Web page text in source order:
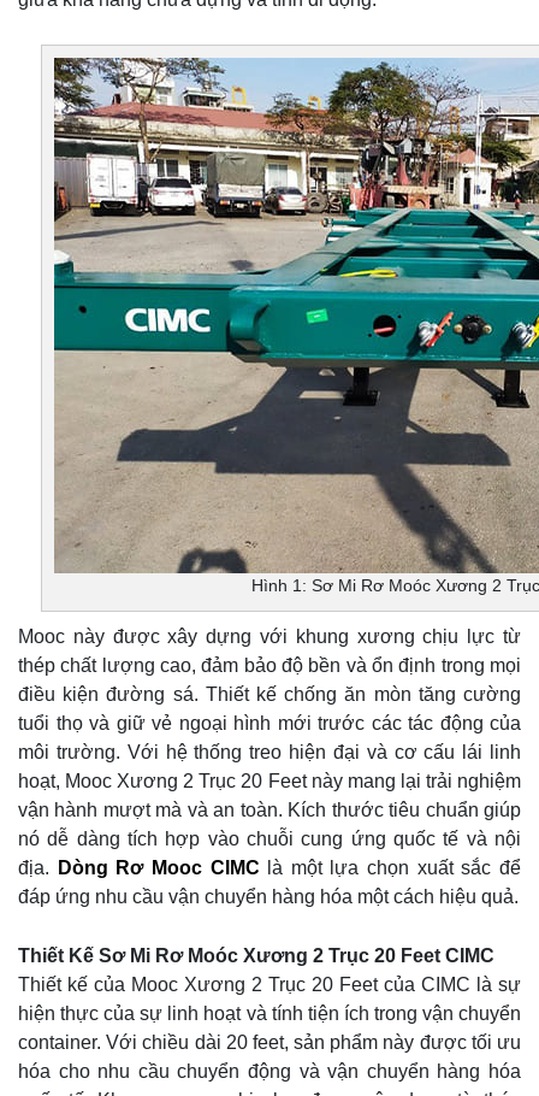
Hình 1: Sơ Mi Rơ Moóc Xương 2
Mooc này được xây dựng với khung xương chịu lực từ
thép chất lượng cao, đảm bảo độ bền và ổn định trong mọi
điều kiện đường sá. Thiết kế chống ăn mòn tăng cường
tuổi thọ và giữ vẻ ngoại hình mới trước các tác động của
môi trường. Với hệ thống treo hiện đại và cơ cấu lái linh
hoạt, Mooc Xương 2 Trục 20 Feet này mang lại trải nghiệm
vận hành mượt mà và an toàn. Kích thước tiêu chuẩn giúp
nó dễ dàng tích hợp vào chuỗi cung ứng quốc tế và nội
địa.
Dòng Rơ Mooc CIMC là một lựa chọn xuất sắc để
đáp ứng nhu cầu vận chuyển hàng hóa một cách hiệu quả.
Thiết Kế Sơ Mi Rơ Moóc Xương 2 Trục 20 Feet CIMC
Thiết kế của Mooc Xương 2 Trục 20 Feet của CIMC là sự
hiện thực của sự linh hoạt và tính tiện ích trong vận chuyển
container. Với chiều dài 20 feet, sản phẩm này được tối ưu
hóa cho nhu cầu chuyển động và vận chuyển hàng hóa